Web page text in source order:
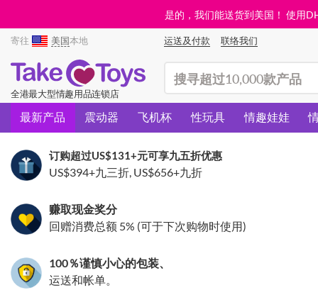
是的，我们能送货到美国！ 使用
寄往 美国本地 运送及付款 联络我们
全港最大型情趣用品连锁店
最新产品 震动器 飞机杯 性玩具 情趣娃娃
订购超过US$131+元可享九五折优惠
US$394+九三折, US$656+九折
赚取现金奖分
回赠消费总额 5% (可于下次购物时使用)
100％谨慎小心的包装、
运送和帐单。